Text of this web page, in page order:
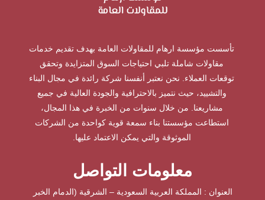
تأسست مؤسسة ارهام للمقاولات العامة بهدف تقديم خدمات
مقاولات شاملة تلبي احتياجات السوق المتزايدة وتحقق
توقعات العملاء. نحن نعتبر أنفسنا شركة رائدة في مجال البناء
والتشييد، حيث نتميز بالاحترافية والجودة العالية في جميع
مشاريعنا. من خلال سنوات من الخبرة في هذا المجال،
استطاعت مؤسستنا بناء سمعة قوية كواحدة من الشركات
الموثوقة والتي يمكن الاعتماد عليها.
معلومات التواصل
العنوان : المملكة العربية السعودية – الشرقية (الدمام الخبر